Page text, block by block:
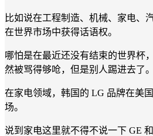
比如说在工程制造、机械、家电、
在世界市场中获得话语权。
哪怕是在最近还没有结束的世界杯
然被骂得够呛，但是别人踢进去了。
在家电领域，韩国的 LG 品牌在美
场。
说到家电这里就不得不说一下 GE